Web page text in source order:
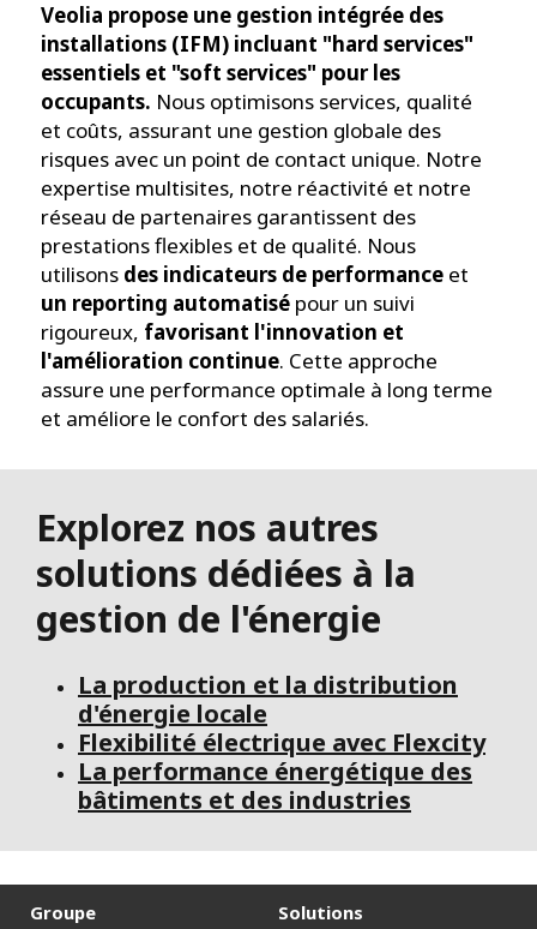
Veolia propose une gestion intégrée des
installations (IFM) incluant "hard services"
essentiels et "soft services" pour les
occupants. Nous optimisons services, qualité
et coûts, assurant une gestion globale des
risques avec un point de contact unique. Notre
expertise multisites, notre réactivité et notre
réseau de partenaires garantissent des
prestations flexibles et de qualité. Nous
utilisons des indicateurs de performance et
un reporting automatisé pour un suivi
rigoureux, favorisant l'innovation et
l'amélioration continue. Cette approche
assure une performance optimale à long terme
et améliore le confort des salariés.
Explorez nos autres
solutions dédiées à la
gestion de l'énergie
La production et la distribution
d'énergie locale
Flexibilité électrique avec Flexcity
La performance énergétique des
bâtiments et des industries
Groupe Solutions